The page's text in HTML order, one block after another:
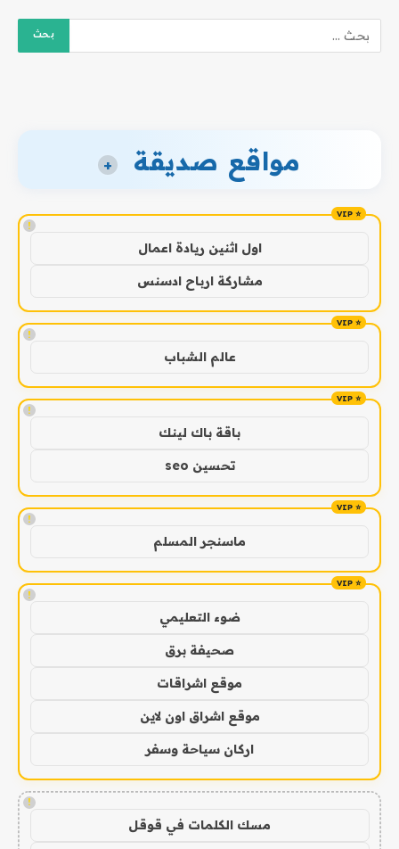
مواقع صديقة +
!
اول اثنين ريادة اعمال
مشاركة ارباح ادسنس
!
عالم الشباب
!
باقة باك لينك
تحسين seo
!
ماسنجر المسلم
!
ضوء التعليمي
صحيفة برق
موقع اشراقات
موقع اشراق اون لاين
اركان سياحة وسفر
!
مسك الكلمات في قوقل